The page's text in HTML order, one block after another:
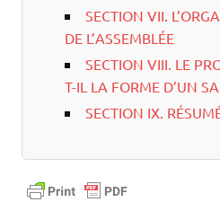
SECTION VII.
DE L’ASSEMBLÉE
SECTION VIII. LE
T-IL LA FORME D’UN
SECTION IX.